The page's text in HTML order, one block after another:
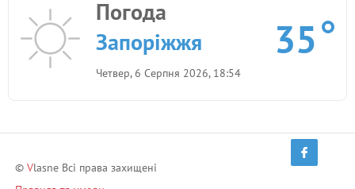
Погода
Запоріжжя
Четвер, 6 Серпня 2026, 18:54
35
© Vlasne Всі права захищені